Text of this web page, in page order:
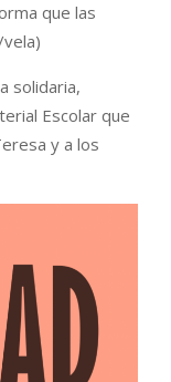
que las
solidaria,
Escolar que
y a los